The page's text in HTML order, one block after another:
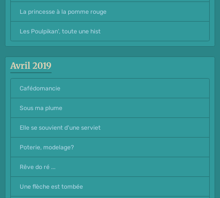
La princesse à la pomme rouge
Les Poulpikan', toute une hist
Avril 2019
Cafédomancie
Sous ma plume
Elle se souvient d'une serviet
Poterie, modelage?
Rêve do ré ...
Une flèche est tombée